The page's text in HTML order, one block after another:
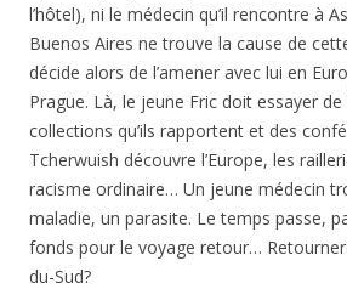
l’hôtel), ni le médecin qu’il rencontre à
Buenos Aires ne trouve la cause de
décide alors de l’amener avec lui en
Prague. Là, le jeune Fric doit essayer de
collections qu’ils rapportent et des
Tcherwuish découvre l’Europe, les
racisme ordinaire… Un jeune médecin
maladie, un parasite. Le temps passe,
fonds pour le voyage retour…
du-Sud?